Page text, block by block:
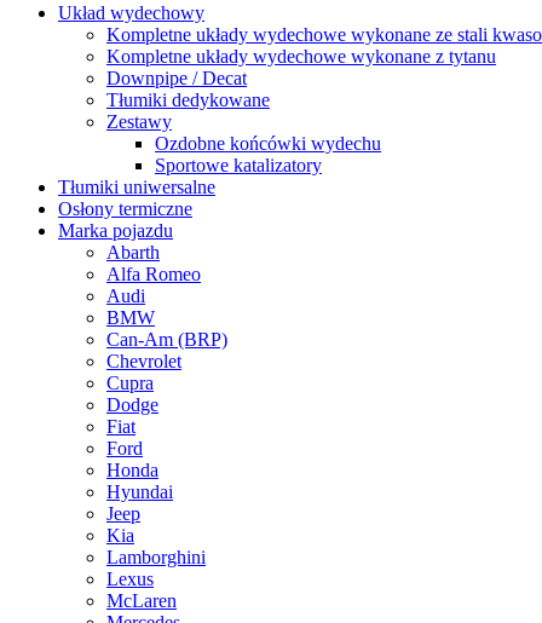
Układ wydechowy
Kompletne układy wydechowe wykonane ze stali
Kompletne układy wydechowe wykonane z tytanu
Downpipe / Decat
Tłumiki dedykowane
Zestawy
Ozdobne końcówki wydechu
Sportowe katalizatory
Tłumiki uniwersalne
Osłony termiczne
Marka pojazdu
Abarth
Alfa Romeo
Audi
BMW
Can-Am (BRP)
Chevrolet
Cupra
Dodge
Fiat
Ford
Honda
Hyundai
Jeep
Kia
Lamborghini
Lexus
McLaren